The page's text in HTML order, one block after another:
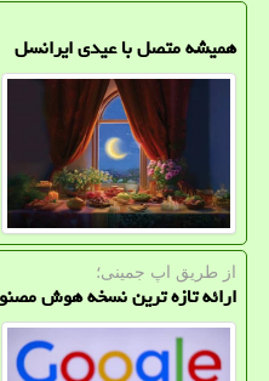
همیشه متصل با عیدی ایرانسل
از طریق اپ جمینی؛
ارائه تازه ترین نسخه هوش